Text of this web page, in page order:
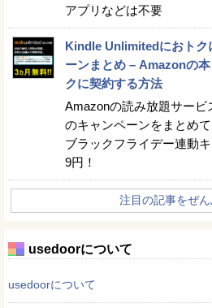
アプリなどは不要
Kindle Unlimitedにおトク
ーンまとめ – Amazonの
クに契約する方法
Amazonの読み放題サービ
のキャンペーンをまとめ
ブラックフライデー連動
9円！
注目の記事をぜん
usedoorについて
usedoorについて